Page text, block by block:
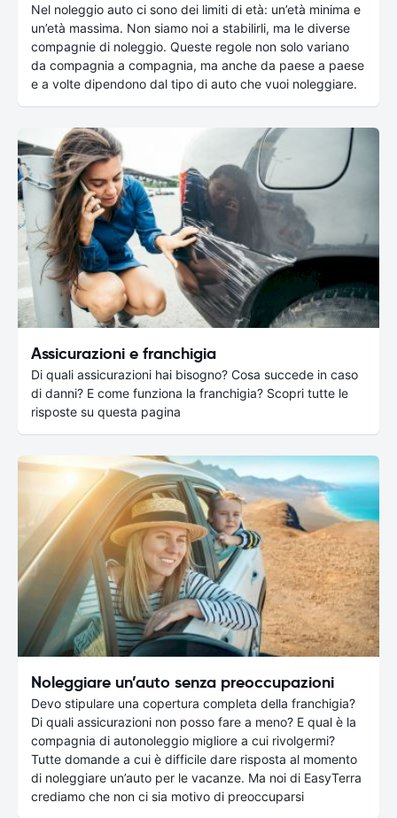
Nel noleggio auto ci sono dei limiti di età: un’età minima e
un’età massima. Non siamo noi a stabilirli, ma le diverse
compagnie di noleggio. Queste regole non solo variano
da compagnia a compagnia, ma anche da paese a paese
e a volte dipendono dal tipo di auto che vuoi noleggiare.
Assicurazioni e franchigia
Di quali assicurazioni hai bisogno? Cosa succede in caso
di danni? E come funziona la franchigia? Scopri tutte le
risposte su questa pagina
Noleggiare un’auto senza preoccupazioni
Devo stipulare una copertura completa della franchigia?
Di quali assicurazioni non posso fare a meno? E qual è la
compagnia di autonoleggio migliore a cui rivolgermi?
Tutte domande a cui è difficile dare risposta al momento
di noleggiare un’auto per le vacanze. Ma noi di EasyTerra
crediamo che non ci sia motivo di preoccuparsi